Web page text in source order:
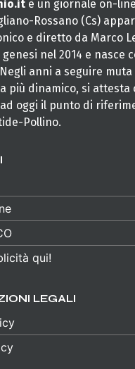
è un giornale on-
Rossano (Cs)
e diretto da Marco
nel 2014 e nasce
anni a seguire
più dinamico, si
oggi il punto di
Pollino.
qui!
LEGALI